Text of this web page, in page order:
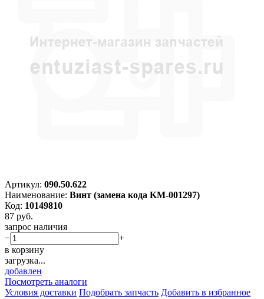
Артикул: 090.50.622
Наименование: Винт (замена кода KM-001297)
Код: 10149810
87 руб.
запрос наличия
−
+
в корзину
загрузка...
добавлен
Посмотреть аналоги
Условия доставки Подобрать запчасть Добавить в избранное